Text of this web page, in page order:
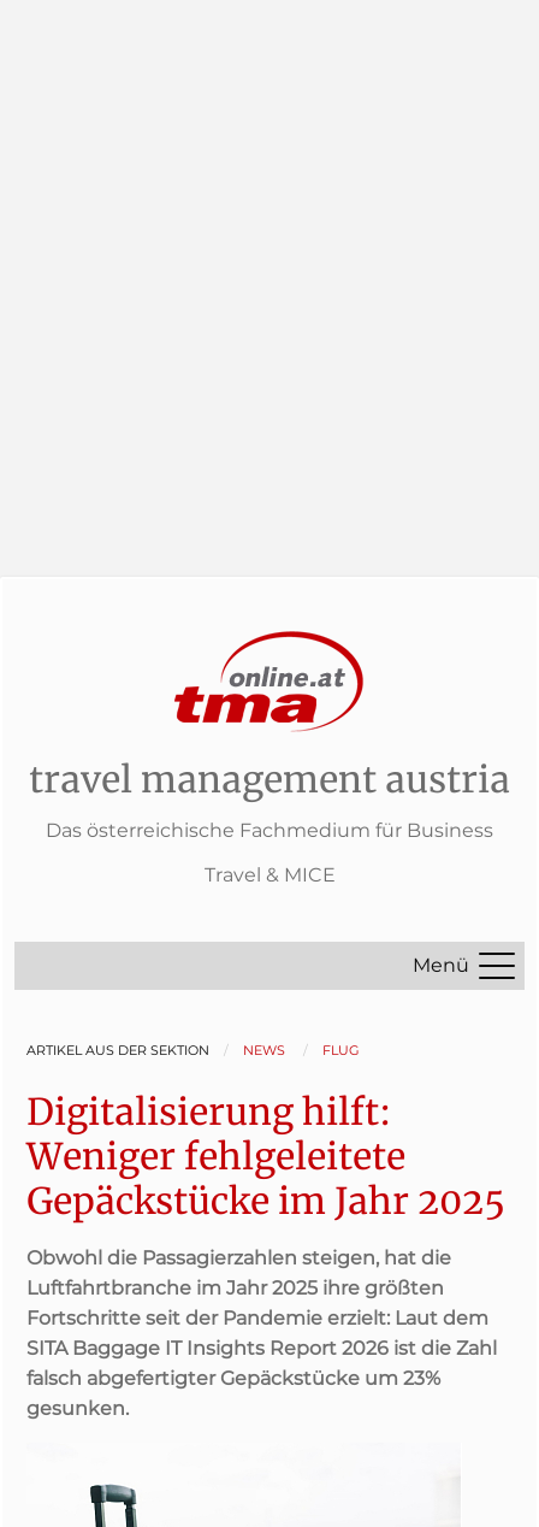
travel management austria
Das österreichische Fachmedium für Business
Travel & MICE
Menü
ARTIKEL AUS DER SEKTION NEWS FLUG
Digitalisierung hilft:
Weniger fehlgeleitete
Gepäckstücke im Jahr 2025
Obwohl die Passagierzahlen steigen, hat die
Luftfahrtbranche im Jahr 2025 ihre größten
Fortschritte seit der Pandemie erzielt: Laut dem
SITA Baggage IT Insights Report 2026 ist die Zahl
falsch abgefertigter Gepäckstücke um 23%
gesunken.